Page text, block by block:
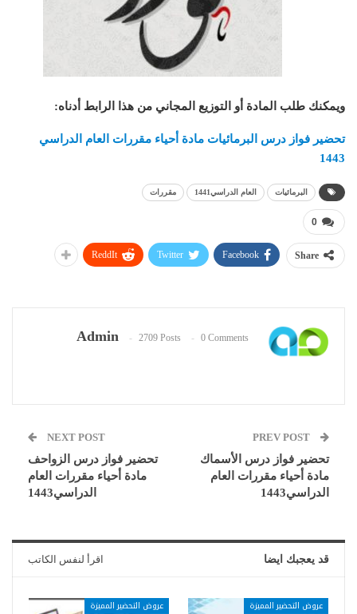
ويمكنك طلب المادة أو التوزيع المجاني من هذا الرابط أدناه:
تحضير فواز درس البرمائيات مادة أحياء مقررات العام الدراسي
1443
البرمائيات العام الدراسي1441 مقررات
0
Share
Facebook
Twitter
ReddIt
Admin 2709 Posts 0 Comments
تحضير فواز درس الأسماك
مادة أحياء مقررات العام
الدراسي1443
NEXT POST
تحضير فواز درس الزواحف
مادة أحياء مقررات العام
الدراسي1443
قد يعجبك ايضا اقرأ لنفس الكاتب
عروض التحضير المميزة عروض التحضير المميزة